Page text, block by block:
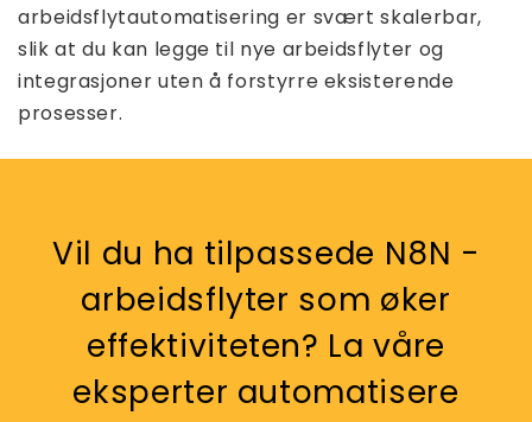
arbeidsflytautomatisering er svært skalerbar,
slik at du kan legge til nye arbeidsflyter og
integrasjoner uten å forstyrre eksisterende
prosesser.
Vil du ha tilpassede N8N -
arbeidsflyter som øker
effektiviteten? La våre
eksperter automatisere